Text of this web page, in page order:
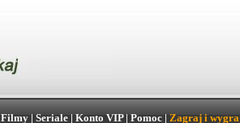
Filmy| Seriale| Konto VIP| Pomoc| Zagraj i